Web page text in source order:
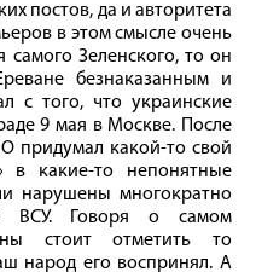
постов, да и авторитета
в этом смысле очень
самого Зеленского, то он
безнаказанным и
с того, что украинские
9 мая в Москве. После
придумал какой-то свой
какие-то непонятные
нарушены многократно
ВСУ. Говоря о самом
стоит отметить то
народ его воспринял. А